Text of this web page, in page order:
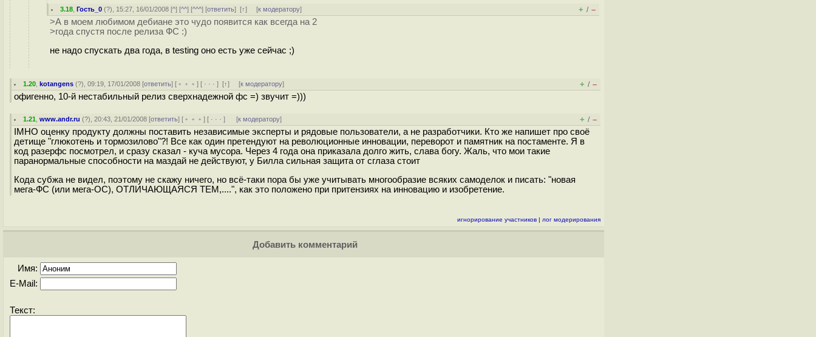
3.18 ,Гость_0 (?), 15:27, 16/01/2008 [^] [^^] [^^^] [ответить][↑] [к модератору] + / –
>А в моем любимом дебиане это чудо появится как всегда на 2
>года спустя после релиза ФС :)
не надо спускать два года, в testing оно есть уже сейчас ;)
1.20 ,kotangens (?), 09:19, 17/01/2008 [ответить] [ ﹢﹢﹢] [ · · ·][↑] [к модератору] + / –
офигенно, 10-й нестабильный релиз сверхнадежной фс =) звучит =)))
1.21 ,www.andr.ru (?), 20:43, 21/01/2008 [ответить] [ ﹢﹢﹢] [ · · ·] [к модератору] + / –
IMHO оценку продукту должны поставить независимые эксперты и рядовые пользователи, а не разработчики. Кто же напишет про своё
детище "глюкотень и тормозилово"?! Все как один претендуют на революционные инновации, переворот и памятник на постаменте. Я в
код разерфс посмотрел, и сразу сказал - куча мусора. Через 4 года она приказала долго жить, слава богу. Жаль, что мои такие
паранормальные способности на маздай не действуют, у Билла сильная защита от сглаза стоит
Кода субжа не видел, поэтому не скажу ничего, но всё-таки пора бы уже учитывать многообразие всяких самоделок и писать: "новая
мега-ФС (или мега-ОС), ОТЛИЧАЮЩАЯСЯ ТЕМ,....", как это положено при притензиях на инновацию и изобретение.
игнорирование участников | лог модерирования
Добавить комментарий
Имя:
E-Mail:
Текст: